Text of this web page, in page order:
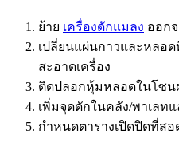
ย้าย เครื่องดักแมลง ออก
เปลี่ยนแผ่นกาวและหลอ
สะอาดเครื่อง
ติดปลอกหุ้มหลอดในโซน
เพิ่มจุดดักในคลัง/พาเลท
กำหนดตารางเปิดปิดที่ส